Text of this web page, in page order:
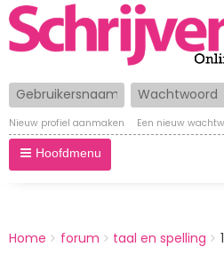
Gebruikersnaam Wachtwoord
Nieuw profiel aanmaken Een nieuw
Hoofdmenu
BREADCRUMBS
You
Home forum taal en spelling